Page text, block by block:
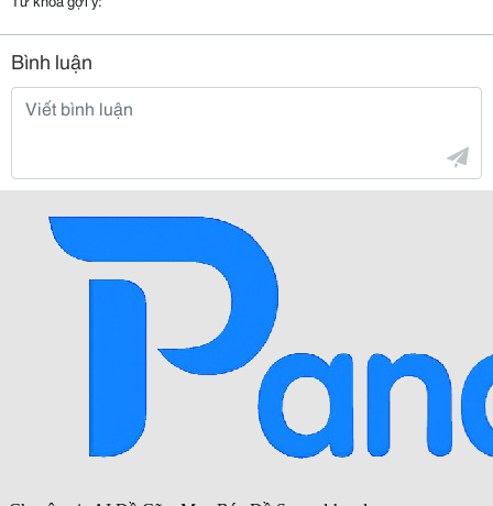
Bình luận